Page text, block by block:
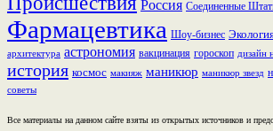
Россия Соединенные
Фармацевтика Шоу-бизнес
архитектура астрономия вакцинация гороскоп дизайн
история космос макияж маникюр маникюр звезд
советы
Все материалы на данном сайте взяты из открытых источников и